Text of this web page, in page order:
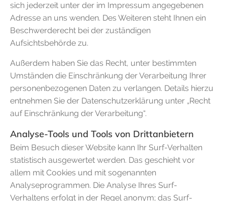
sich jederzeit unter der im Impressum angegebenen
Adresse an uns wenden. Des Weiteren steht Ihnen ein
Beschwerderecht bei der zuständigen
Aufsichtsbehörde zu.
Außerdem haben Sie das Recht, unter bestimmten
Umständen die Einschränkung der Verarbeitung Ihrer
personenbezogenen Daten zu verlangen. Details hierzu
entnehmen Sie der Datenschutzerklärung unter „Recht
auf Einschränkung der Verarbeitung“.
Analyse-Tools und Tools von Drittanbietern
Beim Besuch dieser Website kann Ihr Surf-Verhalten
statistisch ausgewertet werden. Das geschieht vor
allem mit Cookies und mit sogenannten
Analyseprogrammen. Die Analyse Ihres Surf-
Verhaltens erfolgt in der Regel anonym; das Surf-